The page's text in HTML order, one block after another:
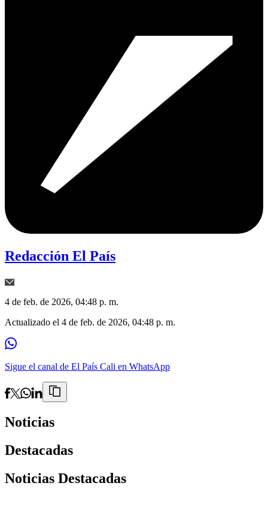
Redacción El País
4 de feb. de 2026, 04:48 p. m.
Actualizado el 4 de feb. de 2026, 04:48 p. m.
Sigue el canal de El País Cali en WhatsApp
Noticias
Destacadas
Noticias Destacadas